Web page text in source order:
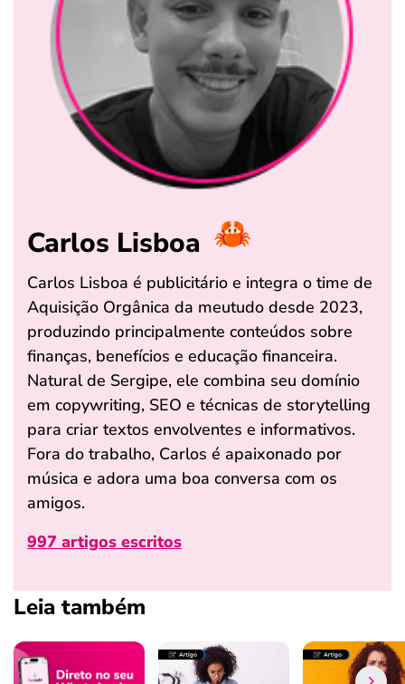
Carlos Lisboa
Carlos Lisboa é publicitário e integra o time de
Aquisição Orgânica da meutudo desde 2023,
produzindo principalmente conteúdos sobre
finanças, benefícios e educação financeira.
Natural de Sergipe, ele combina seu domínio
em copywriting, SEO e técnicas de storytelling
para criar textos envolventes e informativos.
Fora do trabalho, Carlos é apaixonado por
música e adora uma boa conversa com os
amigos.
997 artigos escritos
Leia também